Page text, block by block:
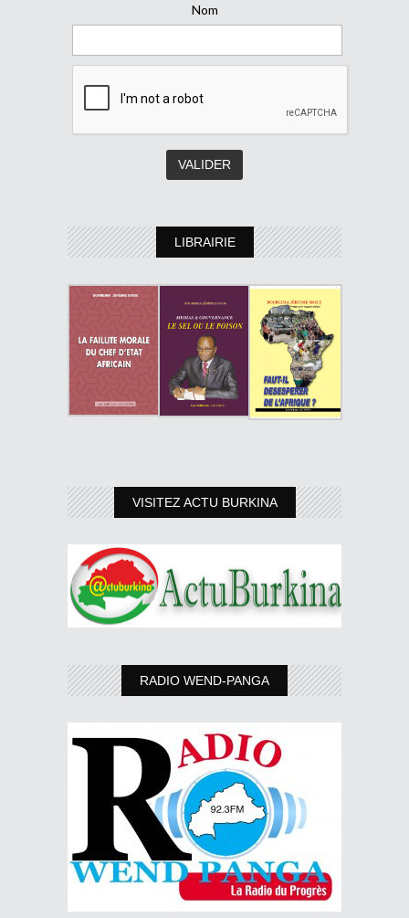
Nom
LIBRAIRIE
VISITEZ ACTU BURKINA
RADIO WEND-PANGA